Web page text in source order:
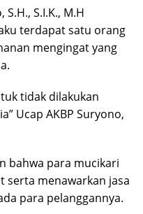
S.I.K., M.H
terdapat satu orang
mengingat yang
tidak dilakukan
Ucap AKBP Suryono,
bahwa para mucikari
serta menawarkan jasa
para pelanggannya.